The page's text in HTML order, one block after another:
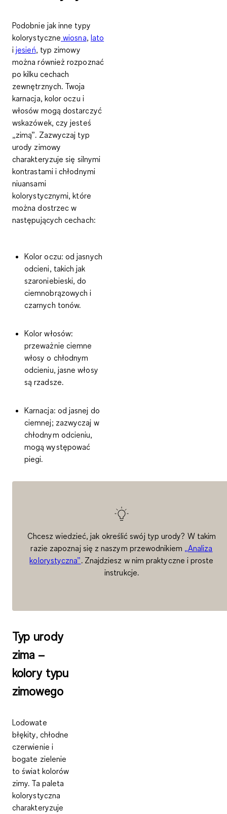
Podobnie jak inne typy
kolorystyczne wiosna, lato
ijesień, typ zimowy
można również rozpoznać
po kilku cechach
zewnętrznych. Twoja
karnacja, kolor oczu i
włosów mogą dostarczyć
wskazówek, czy jesteś
„zimą”. Zazwyczaj typ
urody zimowy
charakteryzuje się silnymi
kontrastami i chłodnymi
niuansami
kolorystycznymi,które
można dostrzec w
następujących cechach:
Kolor oczu: od jasnych
odcieni, takich jak
szaroniebieski, do
ciemnobrązowych i
czarnych tonów.
Kolor włosów:
przeważnie ciemne
włosy o chłodnym
odcieniu, jasne włosy
są rzadsze.
Karnacja: od jasnej do
ciemnej; zazwyczaj w
chłodnym odcieniu,
mogą występować
piegi.
Chcesz wiedzieć, jak określić swój typ urody? W takim
razie zapoznaj się z naszym przewodnikiem „Analiza
kolorystyczna”. Znajdziesz w nim praktyczne i proste
instrukcje.
Typ urody
zima –
kolory typu
zimowego
Lodowate
błękity, chłodne
czerwienie i
bogate zielenie
to świat kolorów
zimy. Ta paleta
kolorystyczna
charakteryzuje